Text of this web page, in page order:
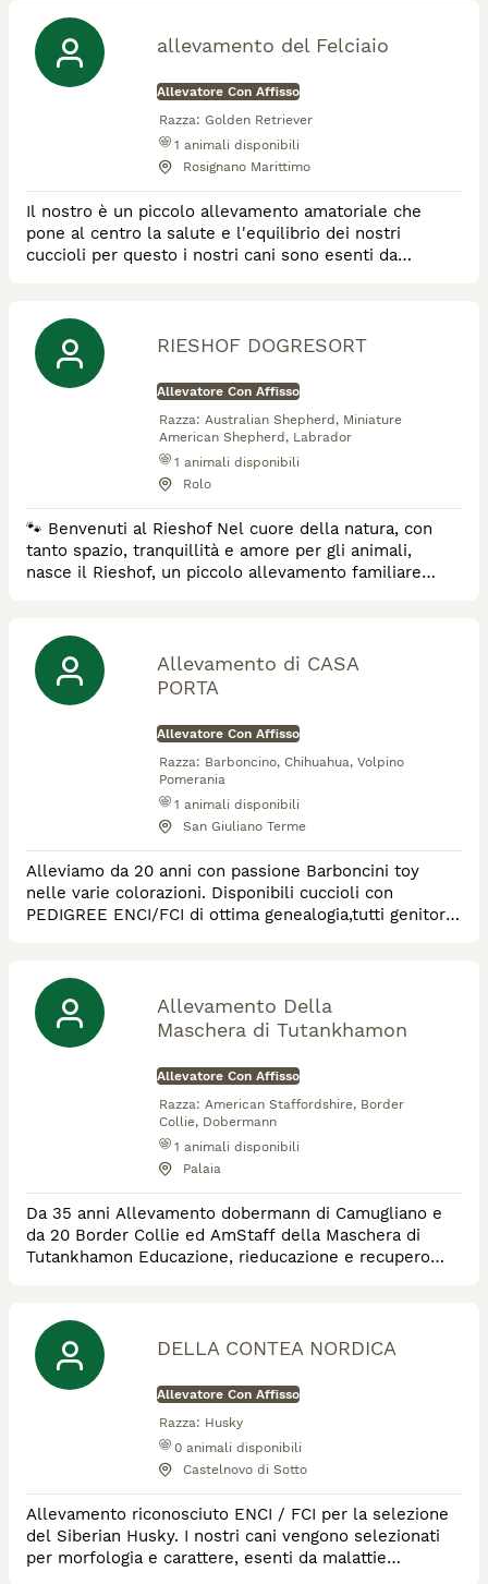
allevamento del Felciaio
Allevatore Con Affisso
Razza: Golden Retriever
1 animali disponibili
Rosignano Marittimo
Il nostro è un piccolo allevamento amatoriale che
pone al centro la salute e l'equilibrio dei nostri
cuccioli per questo i nostri cani sono esenti da
RIESHOF DOGRESORT
Allevatore Con Affisso
Razza: Australian Shepherd, Miniature
American Shepherd, Labrador
1 animali disponibili
Rolo
🐾 Benvenuti al Rieshof Nel cuore della natura, con
tanto spazio, tranquillità e amore per gli animali,
nasce il Rieshof, un piccolo allevamento familiare
Shepherd, Miniature American Shepherd e Labrador,
tre razze straordinarie per intelligenza, equilibrio e
affetto. Per noi ogni cucciolo è unic
Allevamento di CASA
PORTA
Allevatore Con Affisso
Razza: Barboncino, Chihuahua, Volpino
Pomerania
1 animali disponibili
San Giuliano Terme
Alleviamo da 20 anni con passione Barboncini toy
nelle varie colorazioni. Disponibili cuccioli con
PEDIGREE ENCI/FCI di ottima genealogia,tutti genitori
vaccinazione, microchip, iscrizione ASL certificato di
buona salute
Allevamento Della
Maschera di Tutankhamon
Allevatore Con Affisso
Razza: American Staffordshire, Border
Collie, Dobermann
1 animali disponibili
Palaia
Da 35 anni Allevamento dobermann di Camugliano e
da 20 Border Collie ed AmStaff della Maschera di
Tutankhamon Educazione, rieducazione e recupero
DELLA CONTEA NORDICA
Allevatore Con Affisso
Razza: Husky
0 animali disponibili
Castelnovo di Sotto
Allevamento riconosciuto ENCI / FCI per la selezione
del Siberian Husky. I nostri cani vengono selezionati
per morfologia e carattere, esenti da malattie